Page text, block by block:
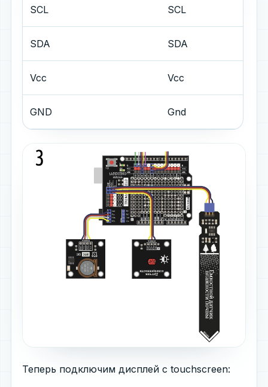
SCL SCL
SDA SDA
Vcc Vcc
GND Gnd
Теперь подключим дисплей с touchscreen: